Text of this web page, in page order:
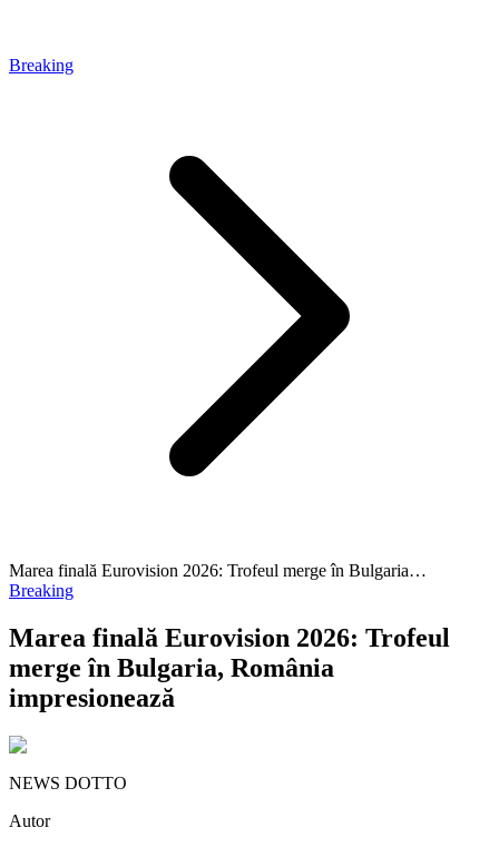
Breaking
Marea finală Eurovision 2026: Trofeul merge în Bulgaria…
Breaking
Marea finală Eurovision 2026: Trofeul
merge în Bulgaria, România
impresionează
NEWS DOTTO
Autor